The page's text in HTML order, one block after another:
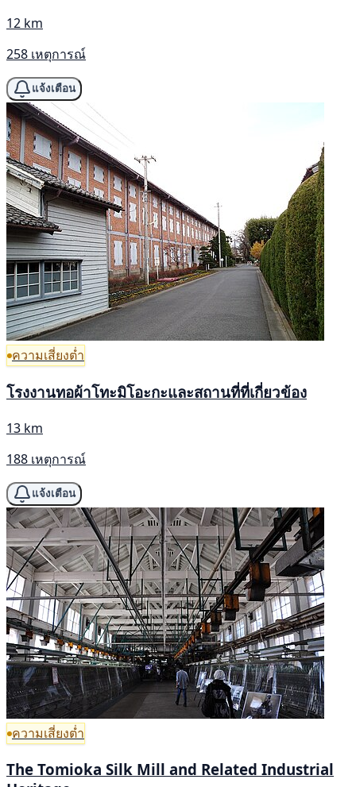
12 km
258 เหตุการณ์
แจ้งเตือน
ความเสี่ยงต่ำ
โรงงานทอผ้าโทะมิโอะกะและสถานที่ที่เกี่ยวข้อง
13 km
188 เหตุการณ์
แจ้งเตือน
ความเสี่ยงต่ำ
The Tomioka Silk Mill and Related Industrial